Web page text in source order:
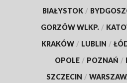
BIAŁYSTOK /
GORZÓW WLKP. /
KRAKÓW / LUBLIN /
OPOLE / POZNAŃ /
SZCZECIN /